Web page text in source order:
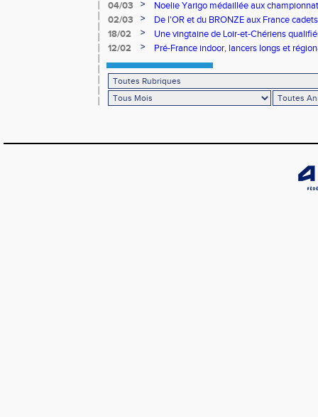
04/03
>
Noelie Yarigo médaillée aux
02/03
>
De l'OR et du BRONZE aux France
18/02
>
Une vingtaine de Loir-et-Chériens
12/02
> Pré-France indoor, lancers longs et